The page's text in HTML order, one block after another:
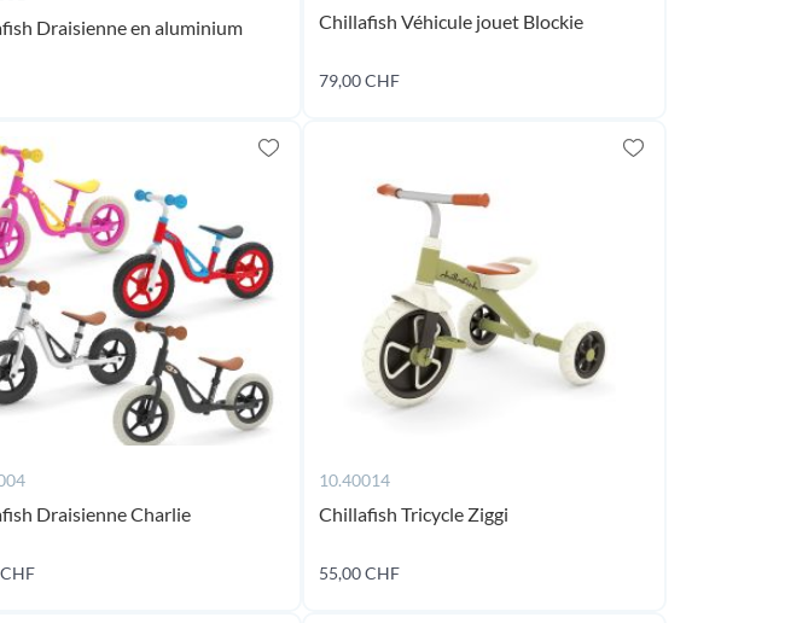
Draisienne en aluminiumEn
Chillafish Véhicule jouet Blockie
79,00 CHF
Draisienne Charlie
10.40014
Chillafish Tricycle Ziggi
55,00 CHF